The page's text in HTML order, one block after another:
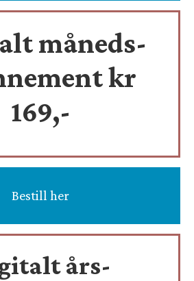
måneds-
kr
169,-
Bestill her
års-